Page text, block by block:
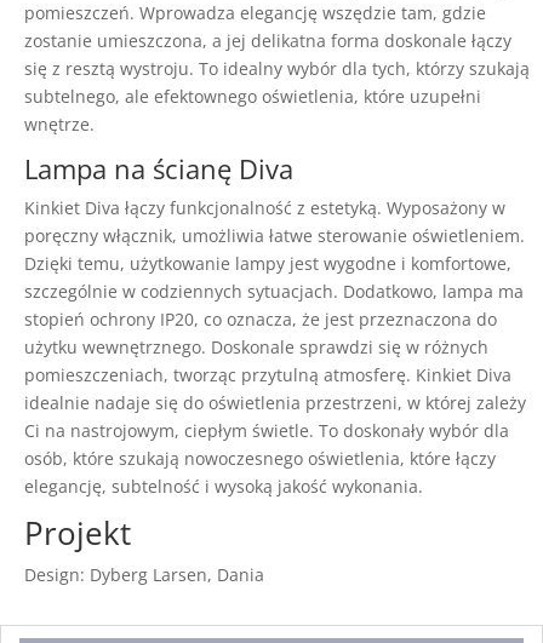
pomieszczeń. Wprowadza elegancję wszędzie tam, gdzie
zostanie umieszczona, a jej delikatna forma doskonale łączy
się z resztą wystroju. To idealny wybór dla tych, którzy szukają
subtelnego, ale efektownego oświetlenia, które uzupełni
wnętrze.
Lampa na ścianę Diva
Kinkiet Diva łączy funkcjonalność z estetyką. Wyposażony w
poręczny włącznik, umożliwia łatwe sterowanie oświetleniem.
Dzięki temu, użytkowanie lampy jest wygodne i komfortowe,
szczególnie w codziennych sytuacjach. Dodatkowo, lampa ma
stopień ochrony IP20, co oznacza, że jest przeznaczona do
użytku wewnętrznego. Doskonale sprawdzi się w różnych
pomieszczeniach, tworząc przytulną atmosferę. Kinkiet Diva
idealnie nadaje się do oświetlenia przestrzeni, w której zależy
Ci na nastrojowym, ciepłym świetle. To doskonały wybór dla
osób, które szukają nowoczesnego oświetlenia, które łączy
elegancję, subtelność i wysoką jakość wykonania.
Projekt
Design: Dyberg Larsen, Dania